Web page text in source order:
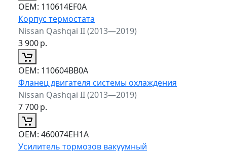
ОЕМ: 110614EF0A
Корпус термостата
Nissan Qashqai II (2013—2019)
3 900р.
ОЕМ: 110604BB0A
Фланец двигателя системы охлаждения
Nissan Qashqai II (2013—2019)
7 700р.
ОЕМ: 460074EH1A
Усилитель тормозов вакуумный